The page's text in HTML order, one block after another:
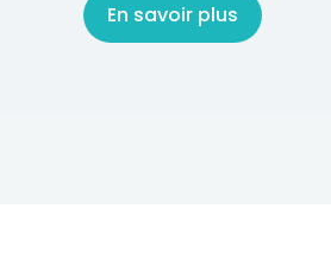
En savoir plus